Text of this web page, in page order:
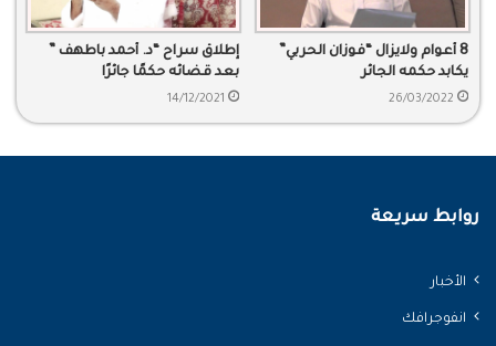
8 أعوام ولايزال “فوزان الحربي”
يكابد حكمه الجائر
26/03/2022
إطلاق سراح “د. أحمد باطهف ”
بعد قضائه حكمًا جائرًا
14/12/2021
روابط سريعة
الأخبار
انفوجرافك